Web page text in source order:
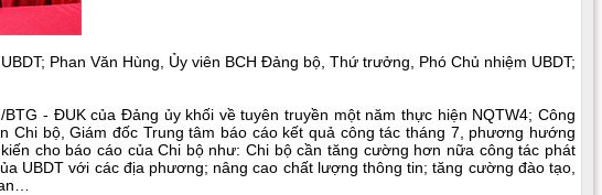
Phan Văn Hùng, Ủy viên BCH Đảng bộ, Thứ trưởng, Phó Chủ nhiệm UBDT;
- ĐUK của Đảng ủy khối về tuyên truyền một năm thực hiện NQTW4; Công
bộ, Giám đốc Trung tâm báo cáo kết quả công tác tháng 7, phương hướng
cho báo cáo của Chi bộ như: Chi bộ cần tăng cường hơn nữa công tác phát
UBDT với các địa phương; nâng cao chất lượng thông tin; tăng cường đào tạo,